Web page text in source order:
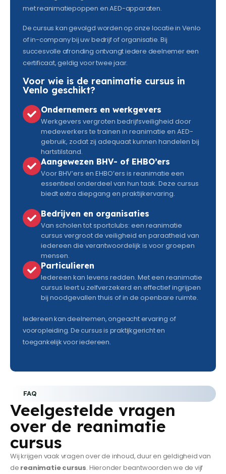
met reanimatiepoppen en AED-apparaten.
De cursus kan gevolgd worden op onze locatie in Venlo
of in-company bij uw bedrijf of organisatie. Bij
succesvolle afronding ontvangt iedere deelnemer een
certificaat, geldig voor twee jaar.
Voor wie is de reanimatie cursus in
Venlo geschikt?
Ondernemers en werkgevers
Werkgevers vergroten bedrijfsveiligheid door
medewerkers te trainen in reanimatie en AED-
gebruik, zodat zij adequaat kunnen handelen bij
hartstilstand.
Aangewezen BHV- of EHBO’ers
Voor BHV’ers en EHBO’ers is reanimatie een
essentieel onderdeel van hun taak. Deze cursus
biedt extra diepgang en praktijkervaring.
Bedrijven en organisaties
Van scholen tot sportclubs: een reanimatie
cursus vergroot de veiligheid en paraatheid van
iedereen die verantwoordelijk is voor groepen
mensen.
Particulieren
Iedereen kan levens redden. Met een reanimatie
cursus leert u zelfverzekerd en effectief ingrijpen
bij noodgevallen thuis of in de openbare ruimte.
Iedereen kan deelnemen, ongeacht ervaring of
vooropleiding. De cursus is praktijkgericht en
toegankelijk voor iedereen.
FAQ
Veelgestelde vragen
over de reanimatie
cursus
Wij krijgen vaak vragen over de inhoud, duur en geldigheid van
de reanimatie cursus. Hieronder beantwoorden we de vijf